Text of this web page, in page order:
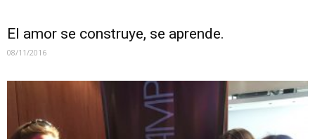
El amor se construye, se aprende.
08/11/2016